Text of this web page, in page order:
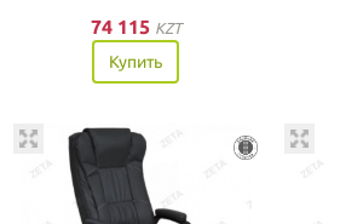
74 115 KZT
Купить